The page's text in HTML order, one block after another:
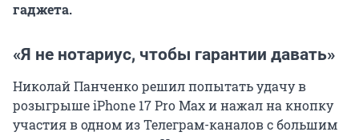
гаджета.
«Я не нотариус, чтобы гарантии давать»
Николай Панченко решил попытать удачу в
розыгрыше iPhone 17 Pro Max и нажал на кнопку
участия в одном из Телеграм-каналов с большим